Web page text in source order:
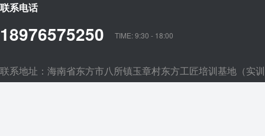
联系电话
18976575250 TIME: 9:30 - 18:00
联系地址：海南省东方市八所镇玉章村东方工匠培训基地（实